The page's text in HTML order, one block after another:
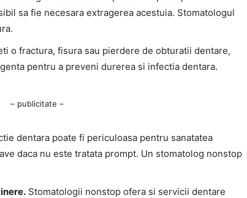
sa fie necesara extragerea acestuia. Stomatologul
o fractura, fisura sau pierdere de obturatii dentare,
pentru a preveni durerea si infectia dentara.
– publicitate –
dentara poate fi periculoasa pentru sanatatea
daca nu este tratata prompt. Un stomatolog nonstop
Stomatologii nonstop ofera si servicii dentare